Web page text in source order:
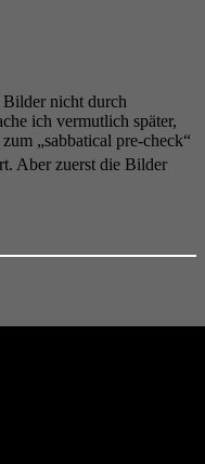
nicht durch
ich vermutlich später,
„sabbatical pre-check“
Aber zuerst die Bilder